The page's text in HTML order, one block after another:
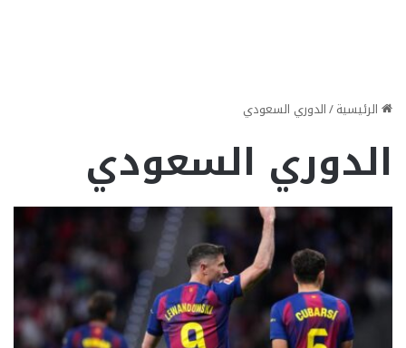
الرئيسية/الدوري السعودي
الدوري السعودي